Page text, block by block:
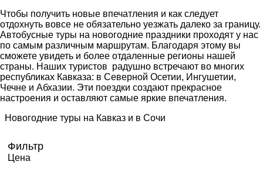
Чтобы получить новые впечатления и как следует
отдохнуть вовсе не обязательно уезжать далеко за границу.
Автобусные туры на новогодние праздники проходят у нас
по самым различным маршрутам. Благодаря этому вы
сможете увидеть и более отдаленные регионы нашей
страны. Наших туристов радушно встречают во многих
республиках Кавказа: в Северной Осетии, Ингушетии,
Чечне и Абхазии. Эти поездки создают прекрасное
настроения и оставляют самые яркие впечатления.
Новогодние туры на Кавказ и в Сочи
Фильтр
Цена